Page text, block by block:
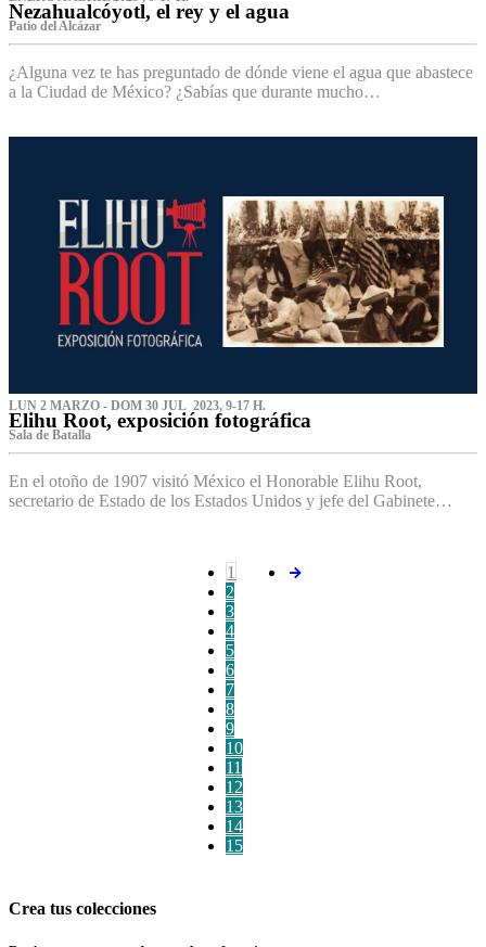
Nezahualcóyotl, el rey y el agua
Patio del Alcázar
¿Alguna vez te has preguntado de dónde viene el agua que abastece
a la Ciudad de México? ¿Sabías que durante mucho…
LUN 2 MARZO - DOM 30 JUL 2023, 9-17 H.
Elihu Root, exposición fotográfica
Sala de Batalla
En el otoño de 1907 visitó México el Honorable Elihu Root,
secretario de Estado de los Estados Unidos y jefe del Gabinete…
1
2
3
4
5
6
7
8
9
10
11
12
13
14
15
Crea tus colecciones